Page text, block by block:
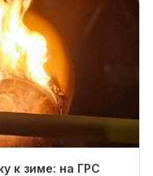
к зиме: на ГРС